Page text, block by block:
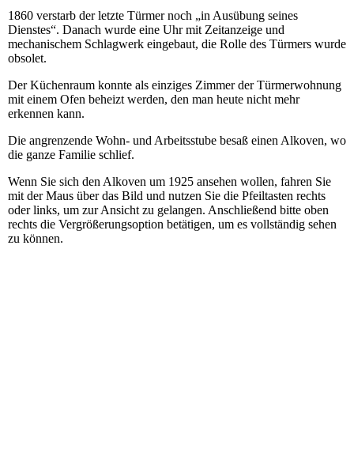
1860 verstarb der letzte Türmer noch „in Ausübung seines
Dienstes“. Danach wurde eine Uhr mit Zeitanzeige und
mechanischem Schlagwerk eingebaut, die Rolle des Türmers wurde
obsolet.
Der Küchenraum konnte als einziges Zimmer der Türmerwohnung
mit einem Ofen beheizt werden, den man heute nicht mehr
erkennen kann.
Die angrenzende Wohn- und Arbeitsstube besaß einen Alkoven, wo
die ganze Familie schlief.
Wenn Sie sich den Alkoven um 1925 ansehen wollen, fahren Sie
mit der Maus über das Bild und nutzen Sie die Pfeiltasten rechts
oder links, um zur Ansicht zu gelangen. Anschließend bitte oben
rechts die Vergrößerungsoption betätigen, um es vollständig sehen
zu können.